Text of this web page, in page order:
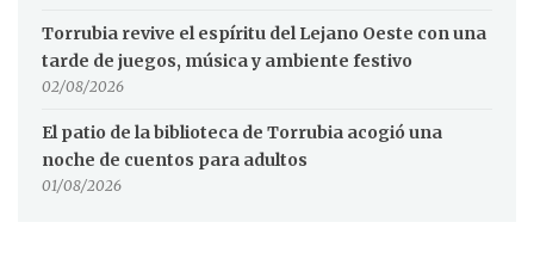
Torrubia revive el espíritu del Lejano Oeste con una
tarde de juegos, música y ambiente festivo
02/08/2026
El patio de la biblioteca de Torrubia acogió una
noche de cuentos para adultos
01/08/2026